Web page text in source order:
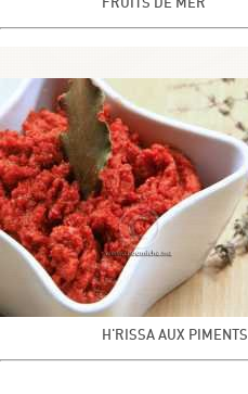
FRUITS DE MER
H'RISSA AUX PIMENTS